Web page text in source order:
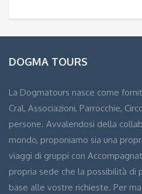
DOGMA TOURS
La Dogmatours nasce come
Cral, Associazioni, Parrocchie,
persone. Avvalendosi della
mondo, proponiamo sia una
viaggi di gruppi con
propria sede che la possibilità di
base alle vostre richieste. Per